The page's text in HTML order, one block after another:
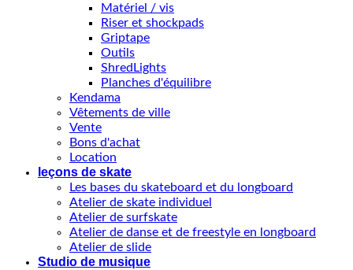
Matériel / vis
Riser et shockpads
Griptape
Outils
ShredLights
Planches d'équilibre
Kendama
Vêtements de ville
Vente
Bons d'achat
Location
leçons de skate
Les bases du skateboard et du longboard
Atelier de skate individuel
Atelier de surfskate
Atelier de danse et de freestyle en longboard
Atelier de slide
Studio de musique